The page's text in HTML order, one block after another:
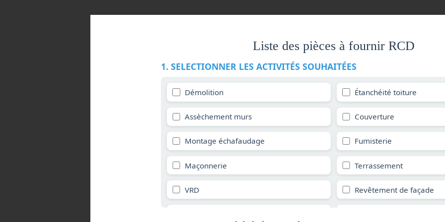
Liste des pièces à fournir RCD
1. SELECTIONNER LES ACTIVITÉS SOUHAITÉES
Démolition Étanchéité toiture
Assèchement murs Couverture
Montage échafaudage Fumisterie
Maçonnerie Terrassement
VRD Revêtement de façade